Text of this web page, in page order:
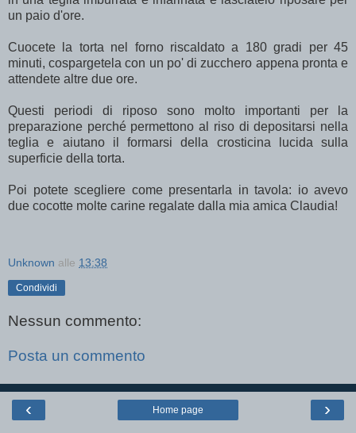
un paio d'ore.
Cuocete la torta nel forno riscaldato a 180 gradi per 45
minuti, cospargetela con un po' di zucchero appena pronta e
attendete altre due ore.
Questi periodi di riposo sono molto importanti per la
preparazione perché permettono al riso di depositarsi nella
teglia e aiutano il formarsi della crosticina lucida sulla
superficie della torta.
Poi potete scegliere come presentarla in tavola: io avevo
due cocotte molte carine regalate dalla mia amica Claudia!
Unknown alle 13:38
Condividi
Nessun commento:
Posta un commento
‹ ›
Home page